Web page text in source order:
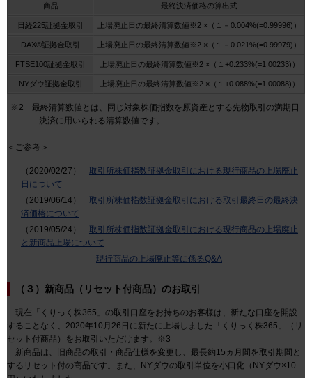
商品 最終決済価格の算出式
日経225証拠金取引 上場廃止日の最終清算数値※2 ×（１－0.004%(=0.99996)）
DAX®証拠金取引 上場廃止日の最終清算数値※2 ×（１－0.021%(=0.99979)）
FTSE100証拠金取引 上場廃止日の最終清算数値※2 ×（１+0.233%(=1.00233)）
NYダウ証拠金取引 上場廃止日の最終清算数値※2 ×（１+0.088%(=1.00088)）
※2 最終清算数値とは、同じ対象株価指数を原資産とする先物取引の満期日
決済に用いられる清算数値です。
＜ご参考＞
（2020/02/27） 取引所株価指数証拠金取引における現行商品の上場廃止
日について
（2019/06/14） 取引所株価指数証拠金取引における取引最終日の最終決
済価格について
（2019/05/24） 取引所株価指数証拠金取引における現行商品の上場廃止
と新商品上場について
現行商品の上場廃止等に係るQ&A
（３）新商品（リセット付商品）のお取引
現在「くりっく株365」の取引口座をお持ちのお客様は、新たな口座を開設
することなく、2020年10月26日に新たに上場しました「くりっく株365」（リ
セット付商品）をお取引いただけます。※3
新商品は、旧商品の取引・商品仕様を変更し、最長約15ヵ月間を取引期間と
するリセット付の商品です。また、NYダウの取引単位を小口化（NYダウ×10